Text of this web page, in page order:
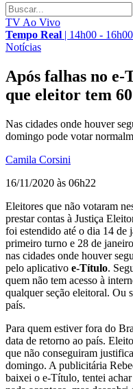
TV Ao Vivo
Tempo Real | 14h00 - 16h00
Notícias
Após falhas no
que eleitor tem
Nas cidades onde houver
domingo pode votar
Camila Corsini
16/11/2020 às 06h22
Eleitores que não votaram
prestar contas à Justiça
foi estendido até o dia 14 de
primeiro turno e 28 de
nas cidades onde houver
pelo aplicativo e-Título.
quem não tem acesso à
qualquer seção eleitoral. Ou
país.
Para quem estiver fora do
data de retorno ao país.
que não conseguiram
domingo. A publicitária
baixei o e-Título, tentei